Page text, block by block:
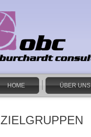
HOME ÜBER UNS
ZIELGRUPPEN